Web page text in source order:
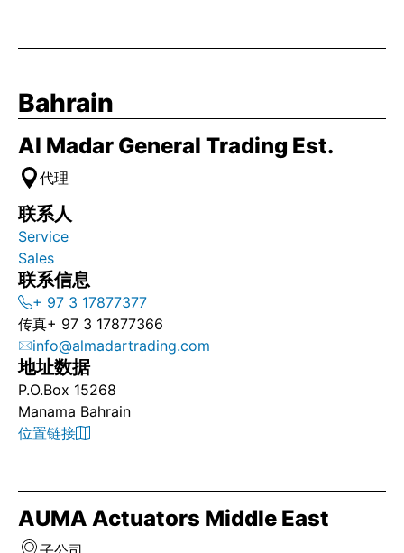
Bahrain
Al Madar General Trading Est.
代理
联系人
Service
Sales
联系信息
+ 97 3 17877377
传真+ 97 3 17877366
info@almadartrading.com
地址数据
P.O.Box 15268
Manama Bahrain
位置链接
AUMA Actuators Middle East